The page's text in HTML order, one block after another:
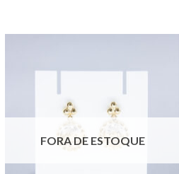
FORA DE ESTOQUE